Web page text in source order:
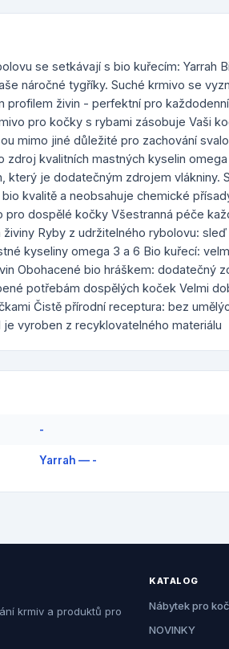
se setkávají s bio kuřecím: Yarrah
náročné tygříky. Suché krmivo se
profilem živin - perfektní pro
pro kočky s rybami zásobuje Vaši
mimo jiné důležité pro zachování
zdroj kvalitních mastných kyselin
který je dodatečným zdrojem vlákniny.
kvalitě a neobsahuje chemické
dospělé kočky Všestranná péče
Ryby z udržitelného rybolovu:
kyseliny omega 3 a 6 Bio kuřecí:
Obohacené bio hráškem: dodatečný
potřebám dospělých koček Velmi
Čistě přírodní receptura: bez
vyroben z recyklovatelného materiálu
-
Yarrah — -
krmiv a produktů pro
KATALOG
Nábytek pro
NOVINKY